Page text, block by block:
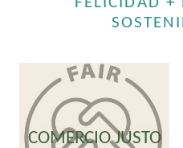
COMERCIO JUSTO